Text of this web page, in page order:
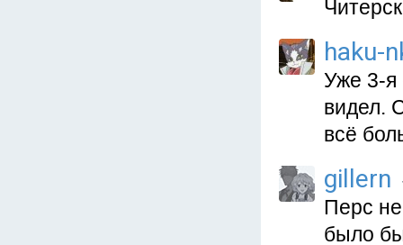
haku-
Уже 3-я
видел.
всё
gillern
Перс
было